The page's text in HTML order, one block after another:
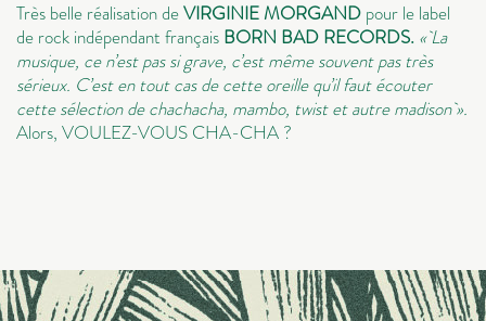
Très belle réalisation deVIRGINIE MORGAND pour le label
de rock indépendant français BORN BAD RECORDS. « La
musique, ce n’est pas si grave, c’est même souvent pas très
sérieux. C’est en tout cas de cette oreille qu’il faut écouter
cette sélection de chachacha, mambo, twist et autre madison ».
Alors, VOULEZ-VOUS CHA-CHA ?